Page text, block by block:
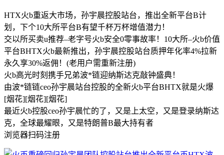
HTX火b重返大市场，孙宇晨控股站台，推出全新平台B计
划，下个10大所平台B有望千杯万杯增值潜力！
交以所买卖u推荐–老字号火b安全0零事故率！10大所–火b价值
平台BHTX火b最新推出，孙宇晨控股站台质押年化率4%拉新
永久享30%返佣！(老用户需重新注册)
火b高光时刻携手兄弟波*链迎纳斯达克敲钟盛典！
由波*链链ceo孙宇晨站台控股的全新火b平台BHTX就是火爆
[烟花][烟花][烟花]
最近火b控股ceo孙宇晨忙的了，又是上太空，又是登录纳斯达
克，全球最耀眼，又是特朗普B最大持有者
浏览器扫码注册